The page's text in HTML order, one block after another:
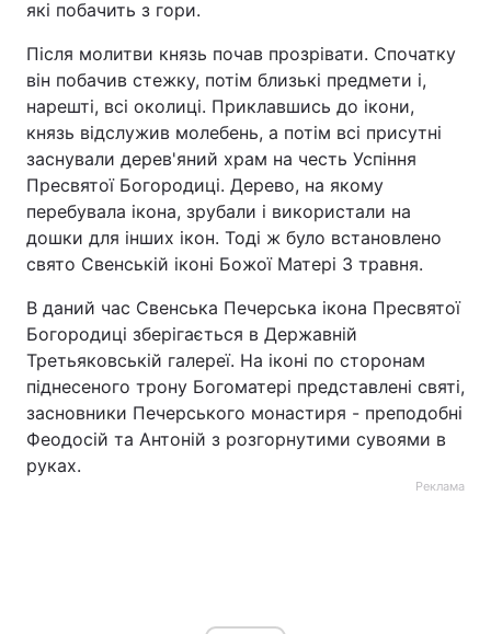
які побачить з гори.
Після молитви князь почав прозрівати. Спочатку
він побачив стежку, потім близькі предмети і,
нарешті, всі околиці. Приклавшись до ікони,
князь відслужив молебень, а потім всі присутні
заснували дерев'яний храм на честь Успіння
Пресвятої Богородиці. Дерево, на якому
перебувала ікона, зрубали і використали на
дошки для інших ікон. Тоді ж було встановлено
свято Свенській іконі Божої Матері 3 травня.
В даний час Свенська Печерська ікона Пресвятої
Богородиці зберігається в Державній
Третьяковській галереї. На іконі по сторонам
піднесеного трону Богоматері представлені святі,
засновники Печерського монастиря - преподобні
Феодосій та Антоній з розгорнутими сувоями в
руках.
Реклама